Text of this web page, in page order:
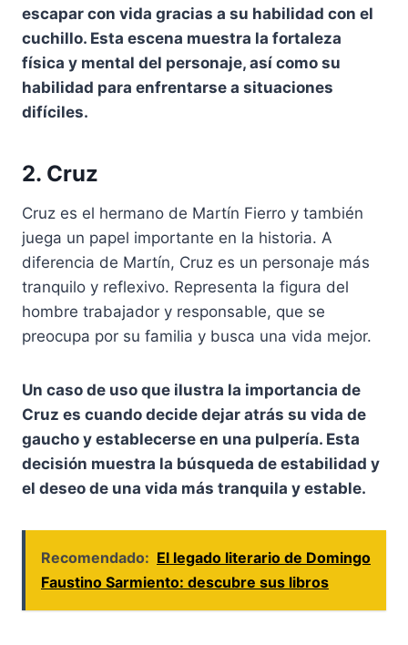
escapar con vida gracias a su habilidad con el
cuchillo. Esta escena muestra la fortaleza
física y mental del personaje, así como su
habilidad para enfrentarse a situaciones
difíciles.
2. Cruz
Cruz es el hermano de Martín Fierro y también
juega un papel importante en la historia. A
diferencia de Martín, Cruz es un personaje más
tranquilo y reflexivo. Representa la figura del
hombre trabajador y responsable, que se
preocupa por su familia y busca una vida mejor.
Un caso de uso que ilustra la importancia de
Cruz es cuando decide dejar atrás su vida de
gaucho y establecerse en una pulpería. Esta
decisión muestra la búsqueda de estabilidad y
el deseo de una vida más tranquila y estable.
Recomendado: El legado literario de Domingo
Faustino Sarmiento: descubre sus libros